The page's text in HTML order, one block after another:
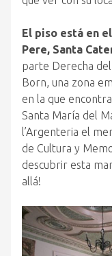
El piso está en
Pere, Santa
parte Derecha
Born, una zona
en la que
Santa María del
l’Argenteria el
de Cultura y
descubrir esta
allá!